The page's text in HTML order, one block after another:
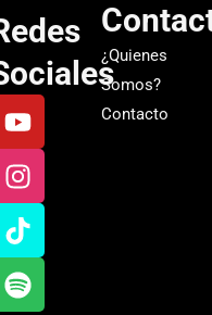
Y
o
u
t
u
b
e
I
n
s
t
a
g
r
a
T
i
k
t
o
k
S
p
o
t
i
f
y
¿Quienes
Somos?
Contacto